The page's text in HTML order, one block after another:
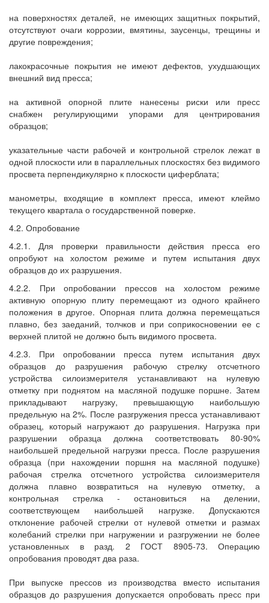
на поверхностях деталей, не имеющих защитных покрытий,
отсутствуют очаги коррозии, вмятины, заусенцы, трещины и
другие повреждения;
лакокрасочные покрытия не имеют дефектов, ухудшающих
внешний вид пресса;
на активной опорной плите нанесены риски или пресс
снабжен регулирующими упорами для центрирования
образцов;
указательные части рабочей и контрольной стрелок лежат в
одной плоскости или в параллельных плоскостях без видимого
просвета перпендикулярно к плоскости циферблата;
манометры, входящие в комплект пресса, имеют клеймо
текущего квартала о государственной поверке.
4.2. Опробование
4.2.1. Для проверки правильности действия пресса его
опробуют на холостом режиме и путем испытания двух
образцов до их разрушения.
4.2.2. При опробовании прессов на холостом режиме
активную опорную плиту перемещают из одного крайнего
положения в другое. Опорная плита должна перемещаться
плавно, без заеданий, толчков и при соприкосновении ее с
верхней плитой не должно быть видимого просвета.
4.2.3. При опробовании пресса путем испытания двух
образцов до разрушения рабочую стрелку отсчетного
устройства силоизмерителя устанавливают на нулевую
отметку при поднятом на масляной подушке поршне. Затем
прикладывают нагрузку, превышающую наибольшую
предельную на 2%. После разгружения пресса устанавливают
образец, который нагружают до разрушения. Нагрузка при
разрушении образца должна соответствовать 80-90%
наибольшей предельной нагрузки пресса. После разрушения
образца (при нахождении поршня на масляной подушке)
рабочая стрелка отсчетного устройства силоизмерителя
должна плавно возвратиться на нулевую отметку, а
контрольная стрелка - остановиться на делении,
соответствующем наибольшей нагрузке. Допускаются
отклонение рабочей стрелки от нулевой отметки и размах
колебаний стрелки при нагружении и разгружении не более
установленных в разд. 2 ГОСТ 8905-73. Операцию
опробования проводят два раза.
При выпуске прессов из производства вместо испытания
образцов до разрушения допускается опробовать пресс при